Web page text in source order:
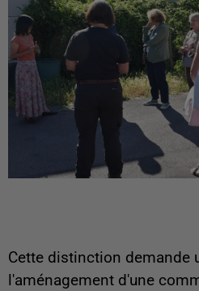
Cette distinction demande
l'aménagement d'une